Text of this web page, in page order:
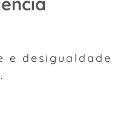
e desigualdade